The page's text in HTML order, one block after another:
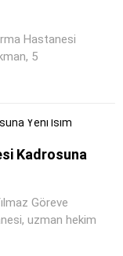
Hastanesi
5
Kadrosuna
Göreve
uzman hekim